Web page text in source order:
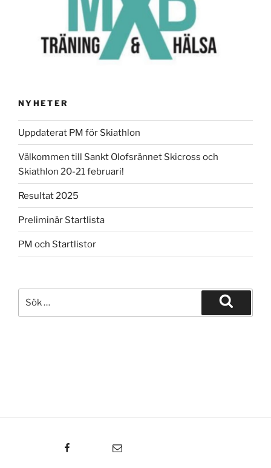
NYHETER
Uppdaterat PM för Skiathlon
Välkommen till Sankt Olofsrännet Skicross och
Skiathlon 20-21 februari!
Resultat 2025
Preliminär Startlista
PM och Startlistor
efter:
Sök
E-post